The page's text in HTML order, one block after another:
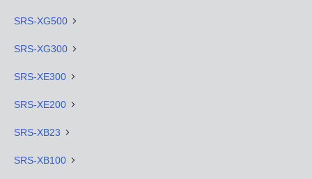
SRS-XG500
SRS-XG300
SRS-XE300
SRS-XE200
SRS-XB23
SRS-XB100